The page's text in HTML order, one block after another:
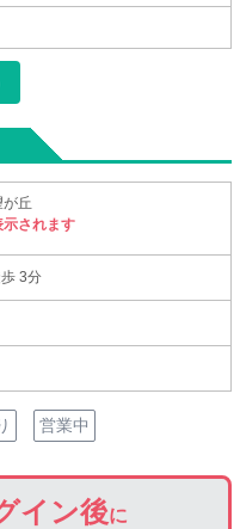
丘
されます
3分
営業中
イン後に